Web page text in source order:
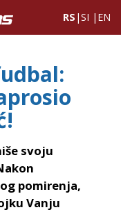
RS |SI | EN
svoju
pomirenja,
Vanju